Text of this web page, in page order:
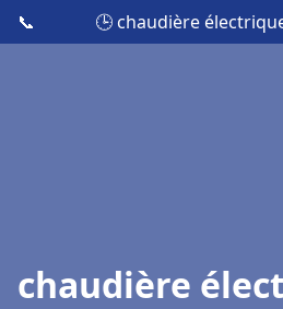
📞 🕒 chaudière
chaudière